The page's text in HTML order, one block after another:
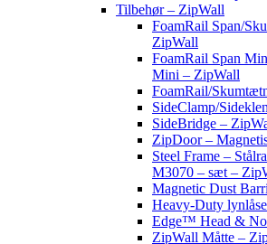
Tilbehør – ZipWall
FoamRail Span/
ZipWall
FoamRail Span
Mini – ZipWall
FoamRail/
SideClamp/
SideBridge –
ZipDoor –
Steel Frame –
M3070 – sæt –
Magnetic Dust
Heavy-Duty
Edge™ Head &
ZipWall Måtte –